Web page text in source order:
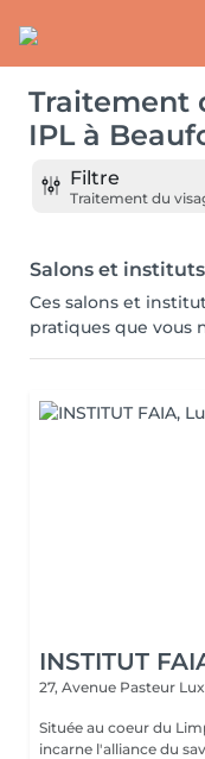
Traitement
IPL à
Filtre
Traitement du
Salons et
Ces salons et
pratiques que vous
INSTITUT
27, Avenue Pasteur
Située au coeur du
incarne l'alliance du savoir-